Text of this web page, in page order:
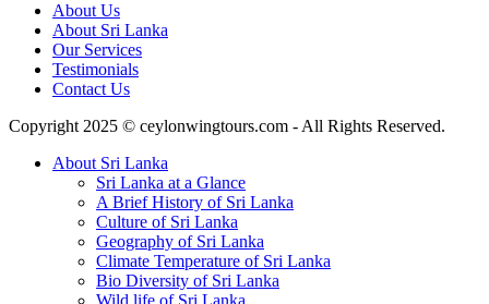
About Us
About Sri Lanka
Our Services
Testimonials
Contact Us
Copyright 2025 © ceylonwingtours.com - All Rights Reserved.
About Sri Lanka
Sri Lanka at a Glance
A Brief History of Sri Lanka
Culture of Sri Lanka
Geography of Sri Lanka
Climate Temperature of Sri Lanka
Bio Diversity of Sri Lanka